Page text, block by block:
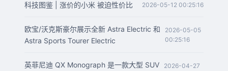
科技图鉴 | 涨价的小米 被迫性价比 2026-05-12 00:25:16
欧宝/沃克斯豪尔展示全新 Astra Electric 和
Astra Sports Tourer Electric
2026-05-05
00:25:16
英菲尼迪 QX Monograph 是一款大型 SUV
2026-04-27